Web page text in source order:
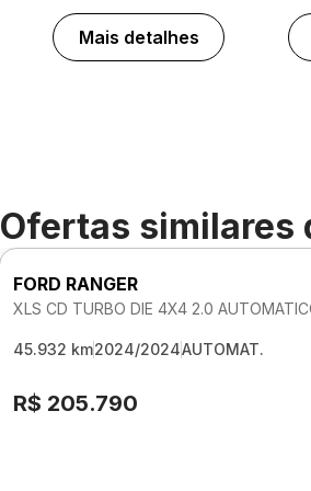
Mais detalhes
Ofertas similares
FORD RANGER
XLS CD TURBO DIE 4X4 2.0
45.932 km2024/2024AUTOMAT.
R$ 205.790